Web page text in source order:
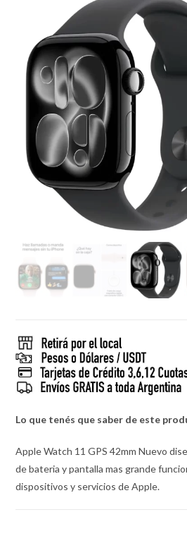
Lo que tenés que saber de este
Apple Watch 11 GPS 42mm Nuevo
de bateria y pantalla mas grande
dispositivos y servicios de Apple.